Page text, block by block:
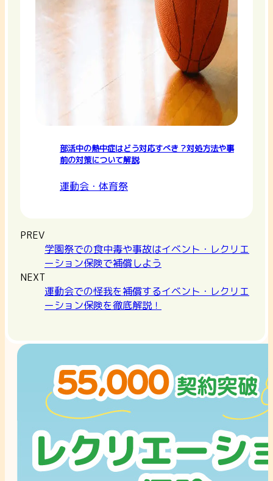
部活中の熱中症はどう対応すべき？対処方法や事
前の対策について解説
運動会・体育祭
PREV
学園祭での食中毒や事故はイベント・レクリエ
ーション保険で補償しよう
NEXT
運動会での怪我を補償するイベント・レクリエ
ーション保険を徹底解説！